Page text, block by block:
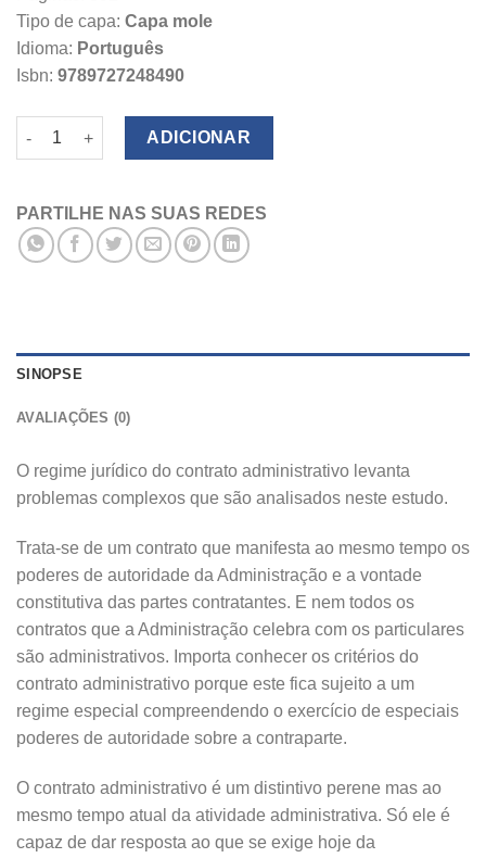
Tipo de capa: Capa mole
Idioma: Português
Isbn: 9789727248490
Quantidade de O Contrato Administrativo e a Autoridade da
ADICIONAR
PARTILHE NAS SUAS REDES
SINOPSE
AVALIAÇÕES (0)
O regime jurídico do contrato administrativo levanta
problemas complexos que são analisados neste estudo.
Trata-se de um contrato que manifesta ao mesmo tempo os
poderes de autoridade da Administração e a vontade
constitutiva das partes contratantes. E nem todos os
contratos que a Administração celebra com os particulares
são administrativos. Importa conhecer os critérios do
contrato administrativo porque este fica sujeito a um
regime especial compreendendo o exercício de especiais
poderes de autoridade sobre a contraparte.
O contrato administrativo é um distintivo perene mas ao
mesmo tempo atual da atividade administrativa. Só ele é
capaz de dar resposta ao que se exige hoje da